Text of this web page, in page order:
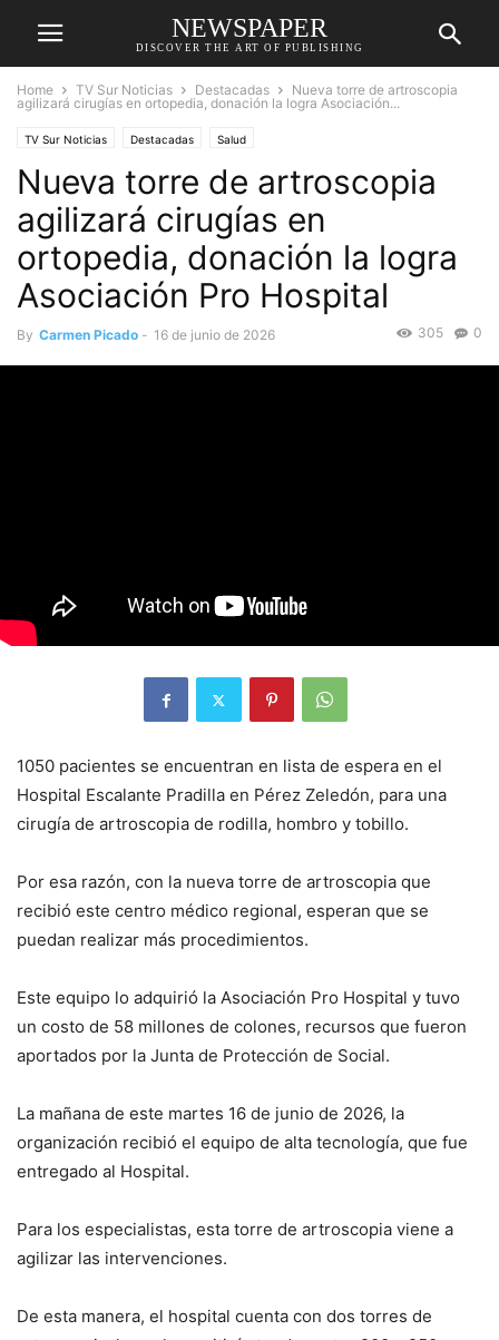
NEWSPAPER
DISCOVER THE ART OF PUBLISHING
Home TV Sur Noticias Destacadas
Nueva torre de artroscopia
agilizará cirugías en ortopedia, donación la logra Asociación...
TV Sur Noticias Destacadas Salud
Nueva torre de artroscopia
agilizará cirugías en
ortopedia, donación la logra
Asociación Pro Hospital
By Carmen Picado - 16 de junio de 2026 0
305
1050 pacientes se encuentran en lista de espera en el
Hospital Escalante Pradilla en Pérez Zeledón, para una
cirugía de artroscopia de rodilla, hombro y tobillo.
Por esa razón, con la nueva torre de artroscopia que
recibió este centro médico regional, esperan que se
puedan realizar más procedimientos.
Este equipo lo adquirió la Asociación Pro Hospital y tuvo
un costo de 58 millones de colones, recursos que fueron
aportados por la Junta de Protección de Social.
La mañana de este martes 16 de junio de 2026, la
organización recibió el equipo de alta tecnología, que fue
entregado al Hospital.
Para los especialistas, esta torre de artroscopia viene a
agilizar las intervenciones.
De esta manera, el hospital cuenta con dos torres de